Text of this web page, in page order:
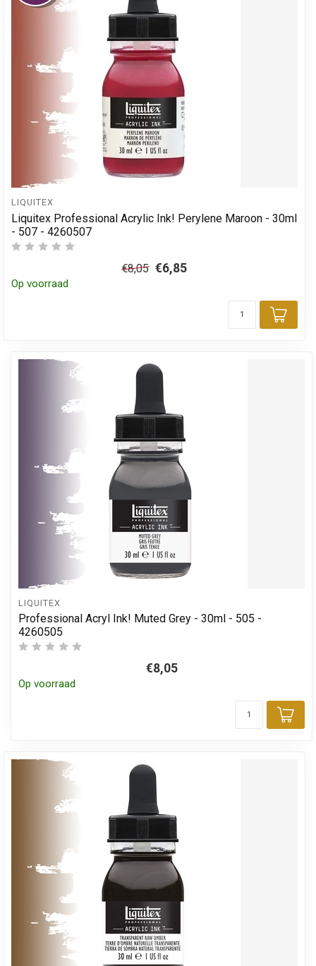
LIQUITEX
Liquitex Professional Acrylic Ink! Perylene Maroon - 30ml
- 507 - 4260507
€8,05 €6,85
Op voorraad
LIQUITEX
Professional Acryl Ink! Muted Grey - 30ml - 505 -
4260505
€8,05
Op voorraad